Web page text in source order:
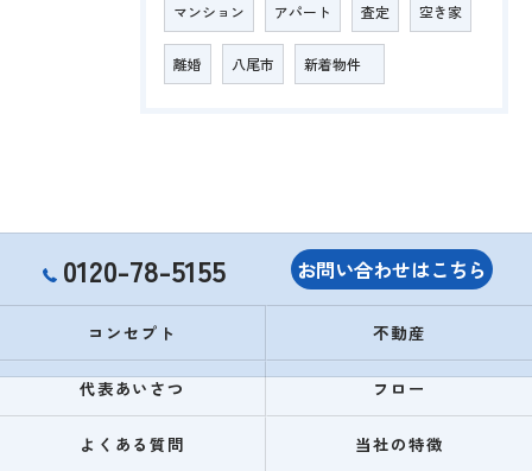
マンション アパート 査定 空き家
離婚 八尾市 新着物件
0120-78-5155 お問い合わせはこちら
コンセプト 不動産
代表あいさつ フロー
よくある質問 当社の特徴